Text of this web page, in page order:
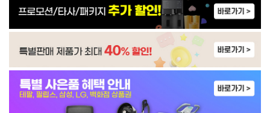
IM-50G604S0 | 59,900
WP-45S90510M | 31,900
WP-4S9P51CM | 33,900